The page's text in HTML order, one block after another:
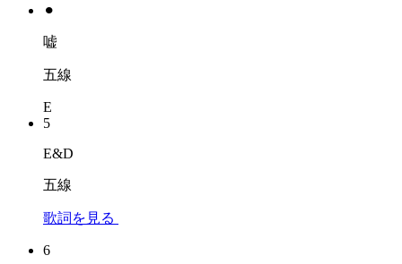
⚫︎
嘘
五線
E
5
E&D
五線
歌詞を見る
6